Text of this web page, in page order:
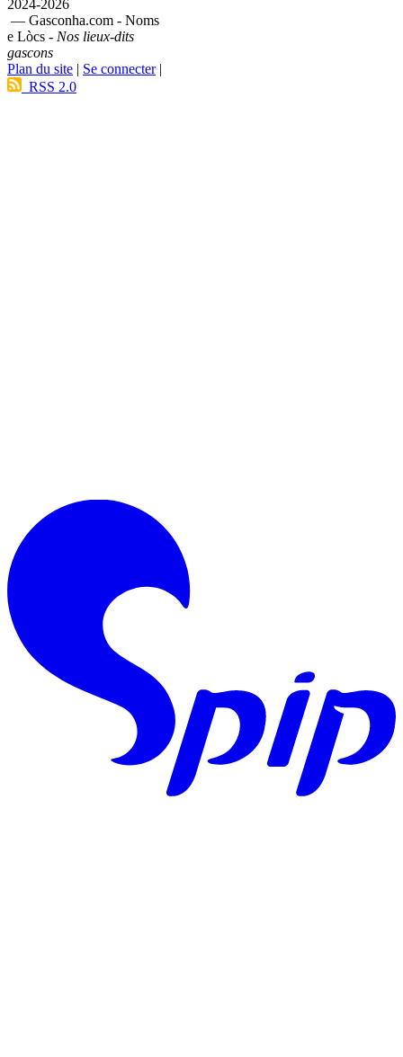
2024-2026
— Gasconha.com - Noms
e Lòcs - Nos lieux-dits
gascons
Plan du site | Se connecter|
RSS 2.0